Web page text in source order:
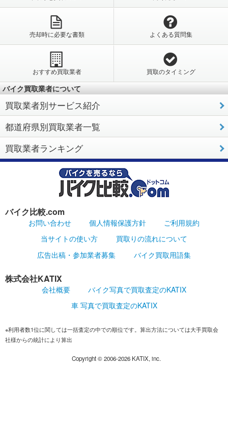
売却時に必要な書類 よくある質問集
おすすめ買取業者 買取のタイミング
バイク買取業者について
買取業者別サービス紹介
都道府県別買取業者一覧
買取業者ランキング
バイク比較.com
お問い合わせ 個人情報保護方針
ご利用規約
当サイトの使い方
買取りの流れについて
広告出稿・参加業者募集
バイク買取用語集
株式会社KATIX
会社概要
バイク写真で買取査定のKATIX
車 写真で買取査定のKATIX
※利用者数1位に関しては一括査定の中での順位です。算出方法については大手買取会
社様からの統計により算出
Copyright ©2006-2026KATIX, inc.